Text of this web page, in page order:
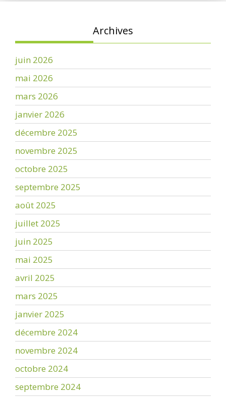
Archives
juin 2026
mai 2026
mars 2026
janvier 2026
décembre 2025
novembre 2025
octobre 2025
septembre 2025
août 2025
juillet 2025
juin 2025
mai 2025
avril 2025
mars 2025
janvier 2025
décembre 2024
novembre 2024
octobre 2024
septembre 2024